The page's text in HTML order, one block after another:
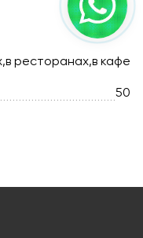
ресторанах,в кафе
50